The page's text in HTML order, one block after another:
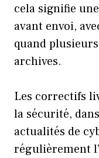
cela signifie une
avant envoi,
quand
archives.
Les correctifs
la sécurité,
actualités de
régulièrement